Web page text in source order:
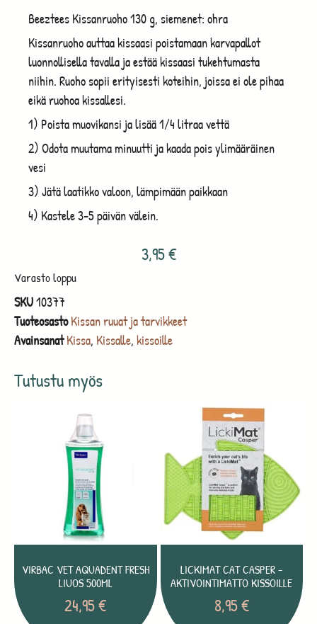
Tutustu myös
VIRBAC VET AQUADENT FRESH
LIUOS 500ML
24,95€
LICKIMAT CAT CASPER -
AKTIVOINTIMATTO KISSOILLE
8,95€
Beeztees Kissanruoho 130 g, siemenet: ohra
Kissanruoho auttaa kissaasi poistamaan karvapallot
luonnollisella tavalla ja estää kissaasi tukehtumasta
niihin. Ruoho sopii erityisesti koteihin, joissa ei ole pihaa
eikä ruohoa kissallesi.
1) Poista muovikansi ja lisää 1/4 litraa vettä
2) Odota muutama minuutti ja kaada pois ylimääräinen
vesi
3) Jätä laatikko valoon, lämpimään paikkaan
4) Kastele 3-5 päivän välein.
3,95€
Varasto loppu
SKU10377
Tuoteosasto Kissan ruuat ja tarvikkeet
Avainsanat Kissa, Kissalle, kissoille